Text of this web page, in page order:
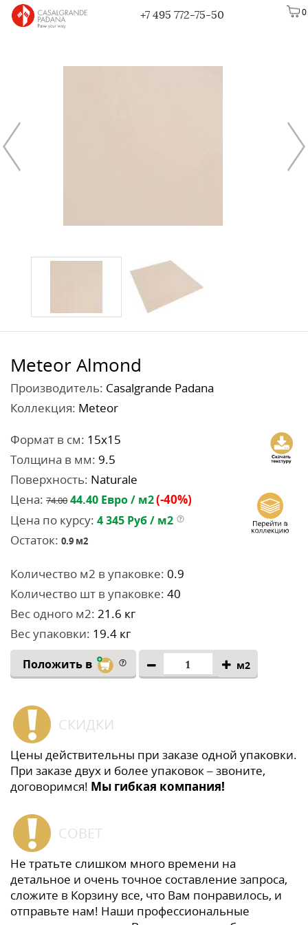
0
+7 495 772-75-50
Meteor Almond
Производитель: Casalgrande Padana
Коллекция: Meteor
Формат в см: 15x15
Толщина в мм: 9.5
Поверхность: Naturale
Цена: 74.00 44.40 Евро / м2(-40%)
Цена по курсу: 4 345 Руб / м2
Остаток: 0.9 м2
Количество м2 в упаковке: 0.9
Количество шт в упаковке: 40
Вес одного м2: 21.6 кг
Вес упаковки: 19.4 кг
Положить в м2
СКИДКИ
Цены действительны при заказе одной упаковки.
При заказе двух и более упаковок – звоните,
договоримся! Мы гибкая компания!
СОВЕТ
Не тратьте слишком много времени на
детальное и очень точное составление запроса,
сложите в Корзину все, что Вам понравилось, и
отправьте нам! Наши профессиональные